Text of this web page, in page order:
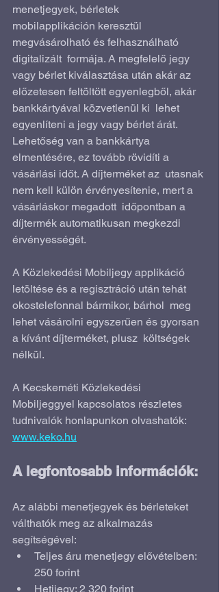
menetjegyek, bérletek
mobilapplikáción keresztül
megvásárolható és felhasználható
digitalizált  formája. A megfelelő jegy
vagy bérlet kiválasztása után akár az
előzetesen feltöltött egyenlegből, akár
bankkártyával közvetlenül ki  lehet
egyenlíteni a jegy vagy bérlet árát.
Lehetőség van a bankkártya
elmentésére, ez tovább rövidíti a
vásárlási időt. A díjterméket az  utasnak
nem kell külön érvényesítenie, mert a
vásárláskor megadott  időpontban a
díjtermék automatikusan megkezdi
érvényességét.
A Közlekedési Mobiljegy applikáció
letöltése és a regisztráció után tehát
okostelefonnal bármikor, bárhol  meg
lehet vásárolni egyszerűen és gyorsan
a kívánt díjterméket, plusz  költségek
nélkül.
A Kecskeméti Közlekedési
Mobiljeggyel kapcsolatos részletes
tudnivalók honlapunkon olvashatók:
www.keko.hu
A legfontosabb információk:
Az alábbi menetjegyek és bérleteket
válthatók meg az alkalmazás
segítségével:
Teljes áru menetjegy elővételben:
250 forint
Hetijegy: 2 320 forint